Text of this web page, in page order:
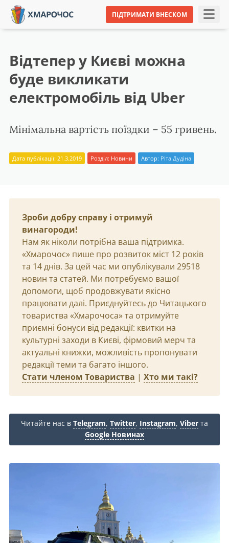
ПІДТРИМАТИ ВНЕСКОМ
Відтепер у Києві можна
буде викликати
електромобіль від Uber
Мінімальна вартість поїздки – 55 гривень.
Дата публікації: 21.3.2019 Розділ: Новини Автор: Ріта Дудіна
Зроби добру справу і отримуй
винагороди!
Нам як ніколи потрібна ваша підтримка.
«Хмарочос» пише про розвиток міст 12 років
та 14 днів. За цей час ми опублікували 29518
новин та статей. Ми потребуємо вашої
допомоги, щоб продовжувати якісно
працювати далі. Приєднуйтесь до Читацького
товариства «Хмарочоса» та отримуйте
приємні бонуси від редакції: квитки на
культурні заходи в Києві, фірмовий мерч та
актуальні книжки, можливість пропонувати
редакції теми та багато іншого.
Стати членом Товариства | Хто ми такі?
Читайте нас в Telegram, Twitter, Instagram, Viber та
Google Новинах